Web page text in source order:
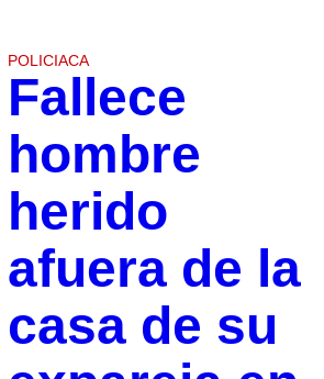
POLICIACA
Fallece
hombre
herido
afuera de la
casa de su